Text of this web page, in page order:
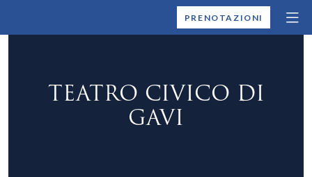
MONTALLEGROPRENOTAZIONI
TEATRO CIVICO DI
GAVI